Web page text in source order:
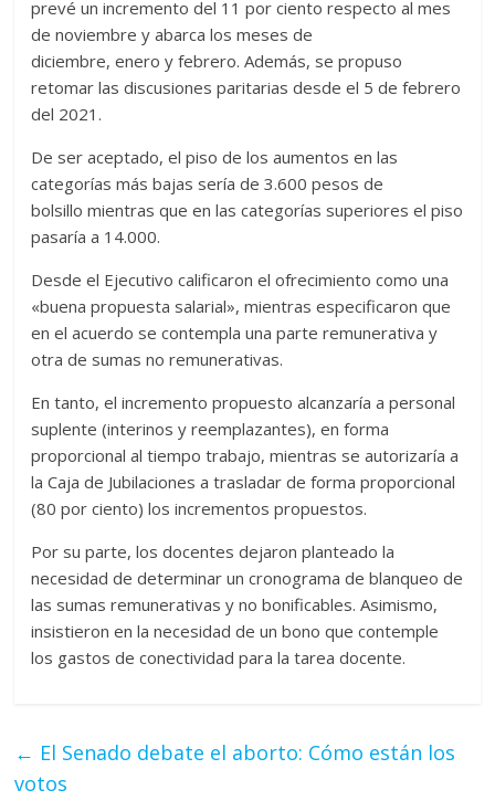
prevé un incremento del 11 por ciento respecto al mes
de noviembre y abarca los meses de
diciembre, enero y febrero. Además, se propuso
retomar las discusiones paritarias desde el 5 de febrero
del 2021.
De ser aceptado, el piso de los aumentos en las
categorías más bajas sería de 3.600 pesos de
bolsillo mientras que en las categorías superiores el piso
pasaría a 14.000.
Desde el Ejecutivo calificaron el ofrecimiento como una
«buena propuesta salarial», mientras especificaron que
en el acuerdo se contempla una parte remunerativa y
otra de sumas no remunerativas.
En tanto, el incremento propuesto alcanzaría a personal
suplente (interinos y reemplazantes), en forma
proporcional al tiempo trabajo, mientras se autorizaría a
la Caja de Jubilaciones a trasladar de forma proporcional
(80 por ciento) los incrementos propuestos.
Por su parte, los docentes dejaron planteado la
necesidad de determinar un cronograma de blanqueo de
las sumas remunerativas y no bonificables. Asimismo,
insistieron en la necesidad de un bono que contemple
los gastos de conectividad para la tarea docente.
← El Senado debate el aborto: Cómo están los
votos